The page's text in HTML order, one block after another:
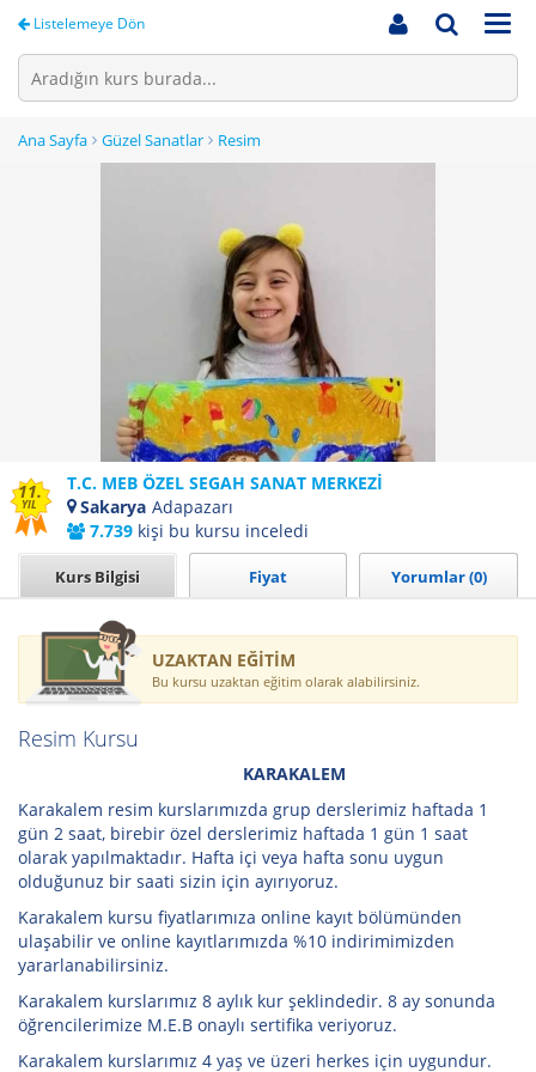
Listelemeye Dön
Ana Sayfa Güzel Sanatlar Resim
11.
YIL
T.C. MEB ÖZEL SEGAH SANAT MERKEZİ
Sakarya Adapazarı
7.739 kişi bu kursu inceledi
Kurs Bilgisi Fiyat Yorumlar (0)
UZAKTAN EĞİTİM
Bu kursu uzaktan eğitim olarak alabilirsiniz.
Resim Kursu
KARAKALEM
Karakalem resim kurslarımızda grup derslerimiz haftada 1
gün 2 saat, birebir özel derslerimiz haftada 1 gün 1 saat
olarak yapılmaktadır. Hafta içi veya hafta sonu uygun
olduğunuz bir saati sizin için ayırıyoruz.
Karakalem kursu fiyatlarımıza online kayıt bölümünden
ulaşabilir ve online kayıtlarımızda %10 indirimimizden
yararlanabilirsiniz.
Karakalem kurslarımız 8 aylık kur şeklindedir. 8 ay sonunda
öğrencilerimize M.E.B onaylı sertifika veriyoruz.
Karakalem kurslarımız 4 yaş ve üzeri herkes için uygundur.